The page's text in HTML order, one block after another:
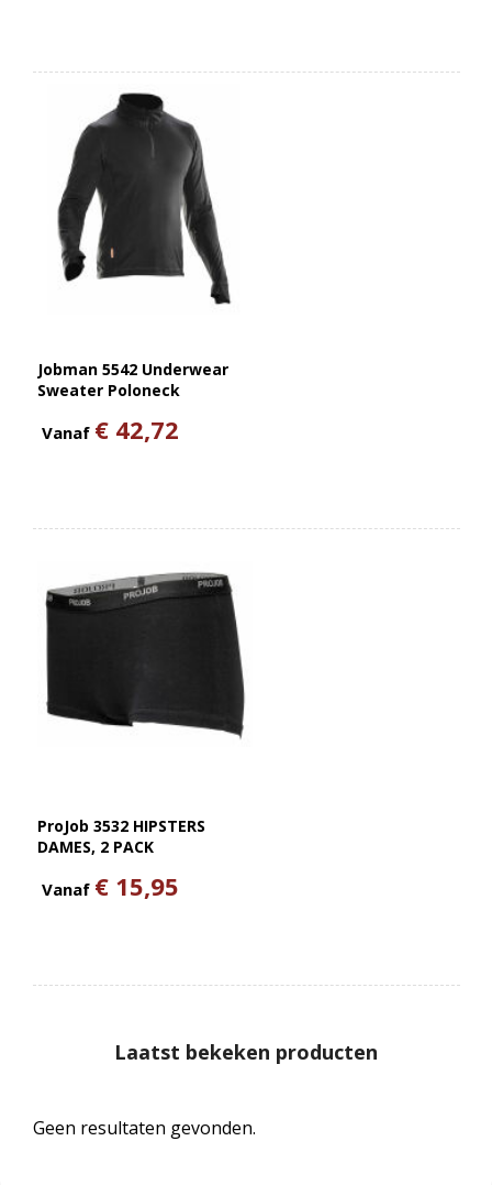
Jobman 5542 Underwear
Sweater Poloneck
Vanaf € 42,72
ProJob 3532 HIPSTERS
DAMES, 2 PACK
Vanaf € 15,95
Laatst bekeken producten
Geen resultaten gevonden.